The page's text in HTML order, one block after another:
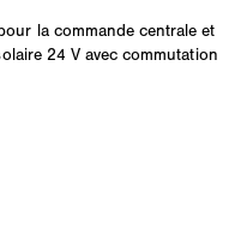
la commande centrale et
24 V avec commutation